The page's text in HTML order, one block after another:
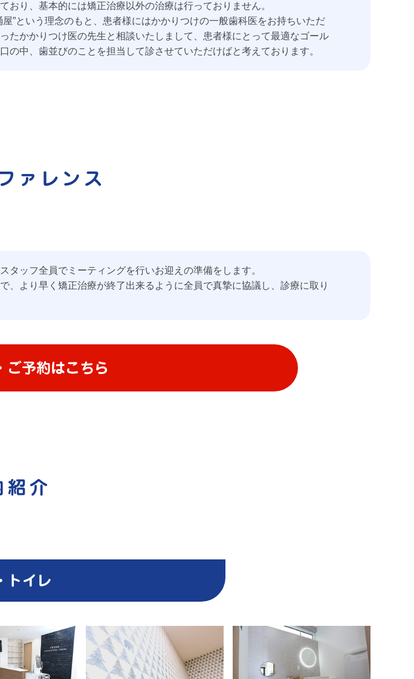
り、基本的には矯正治療以外の治療は行っておりません。
”という理念のもと、患者様にはかかりつけの一般歯科医をお持ちいただ
たかかりつけ医の先生と相談いたしまして、患者様にとって最適なゴール
中、歯並びのことを担当して診させていただけばと考えております。
ァレンス
ッフ全員でミーティングを行いお迎えの準備をします。
より早く矯正治療が終了出来るように全員で真摯に協議し、診療に取り
ご予約はこちら
紹介
トイレ